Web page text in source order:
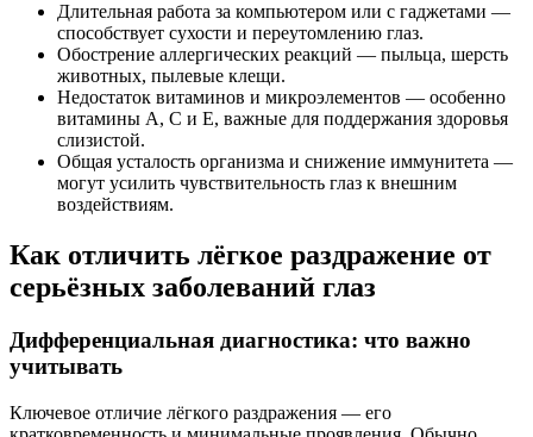
Длительная работа за компьютером или с гаджетами —
способствует сухости и переутомлению глаз.
Обострение аллергических реакций — пыльца, шерсть
животных, пылевые клещи.
Недостаток витаминов и микроэлементов — особенно
витамины A, C и E, важные для поддержания здоровья
слизистой.
Общая усталость организма и снижение иммунитета —
могут усилить чувствительность глаз к внешним
воздействиям.
Как отличить лёгкое раздражение от
серьёзных заболеваний глаз
Дифференциальная диагностика: что важно
учитывать
Ключевое отличие лёгкого раздражения — его